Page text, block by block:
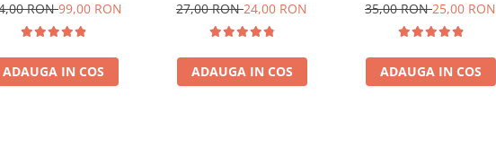
Antibacteriene si
RON99,00 RON
ADAUGA IN COS
27,00 RON24,00 RON
ADAUGA IN COS
1L
35,00 RON25,00 RON
ADAUGA IN COS